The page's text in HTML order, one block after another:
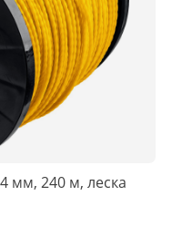
мм, 240 м, леска